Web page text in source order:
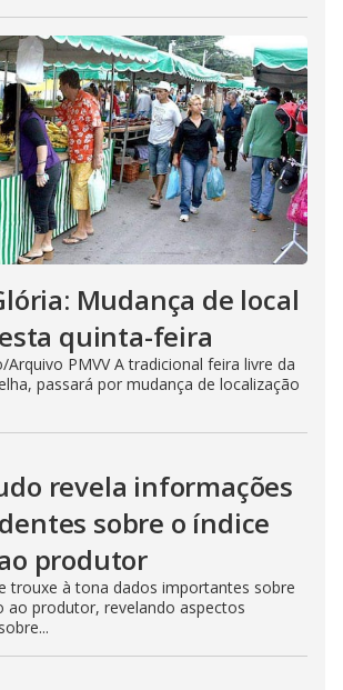
Mudança de local
quinta-feira
Arquivo PMVV A tradicional feira livre da
passará por mudança de localização
revela informações
sobre o índice
produtor
trouxe à tona dados importantes sobre
ao produtor, revelando aspectos